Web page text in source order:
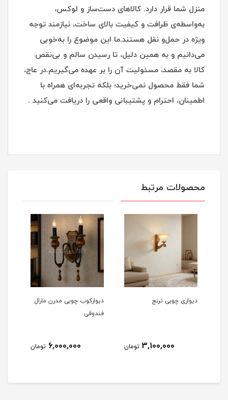
منزل شما قرار دارد. کالاهای دست‌ساز و لوکس،
به‌واسطه‌ی ظرافت و کیفیت بالای ساخت، نیازمند توجه
ویژه در حمل‌و نقل هستند.ما این موضوع را به‌خوبی
می‌دانیم و به همین دلیل، تا رسیدن سالم و بی‌نقص
کالا به مقصد، مسئولیت آن را بر عهده می‌گیریم.در عاج،
شما فقط محصول نمی‌خرید؛ بلکه تجربه‌ای همراه با
اطمینان، احترام و پشتیبانی واقعی را دریافت می‌کنید .
محصولات مرتبط
دیواری چوبی ترنج
3,100,000 تومان
دیوارکوب چوبی مدرن مارال
فندوقی
6,000,000 تومان